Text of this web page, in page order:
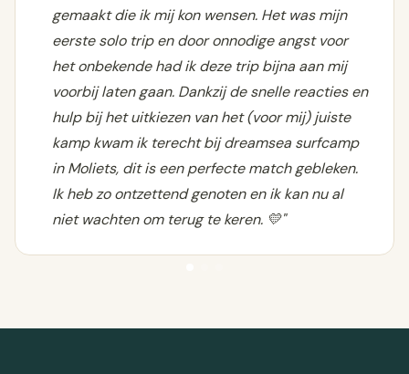
gemaakt die ik mij kon wensen. Het was mijn
eerste solo trip en door onnodige angst voor
het onbekende had ik deze trip bijna aan mij
voorbij laten gaan. Dankzij de snelle reacties en
hulp bij het uitkiezen van het (voor mij) juiste
kamp kwam ik terecht bij dreamsea surfcamp
in Moliets, dit is een perfecte match gebleken.
Ik heb zo ontzettend genoten en ik kan nu al
niet wachten om terug te keren. 💛"